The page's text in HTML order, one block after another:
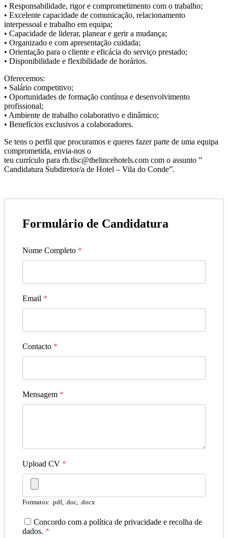
• Responsabilidade, rigor e comprometimento com o trabalho;
• Excelente capacidade de comunicação, relacionamento
interpessoal e trabalho em equipa;
• Capacidade de liderar, planear e gerir a mudança;
• Organizado e com apresentação cuidada;
• Orientação para o cliente e eficácia do serviço prestado;
• Disponibilidade e flexibilidade de horários.
Oferecemos:
• Salário competitivo;
• Oportunidades de formação contínua e desenvolvimento
profissional;
• Ambiente de trabalho colaborativo e dinâmico;
• Benefícios exclusivos a colaboradores.
Se tens o perfil que procuramos e queres fazer parte de uma equipa
comprometida, envia-nos o
teu currículo para rh.tlsc@thelincehotels.com com o assunto ”
Candidatura Subdiretor/a de Hotel – Vila do Conde”.
Formulário de Candidatura
Nome Completo *
Email *
Contacto *
Mensagem *
Upload CV *
Formatos: .pdf, .doc, .docx
Concordo com a política de privacidade e recolha de
dados. *